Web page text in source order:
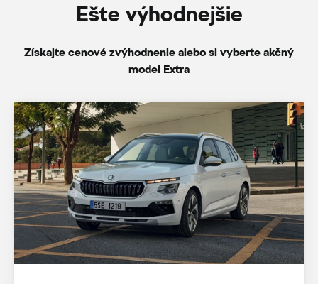
Ešte výhodnejšie
Získajte cenové zvýhodnenie alebo si vyberte akčný
model Extra